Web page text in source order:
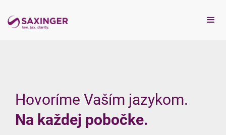
Hovoríme Vaším jazykom.
Na každej pobočke.